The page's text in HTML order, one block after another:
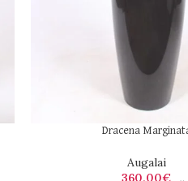
Dracena
Augalai
360,00€